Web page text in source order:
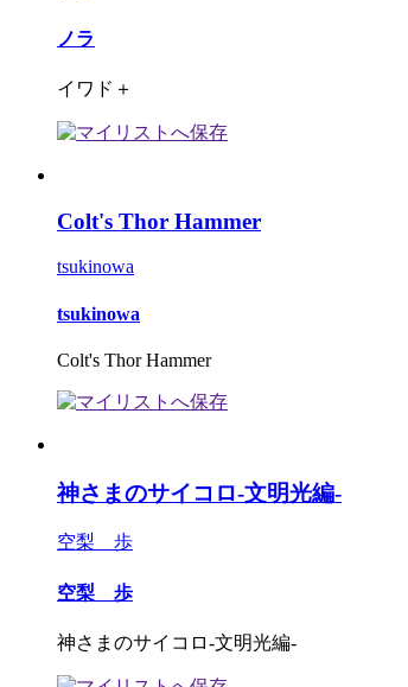
ノラ
イワド＋
Colt's Thor Hammer
tsukinowa
tsukinowa
Colt's Thor Hammer
神さまのサイコロ-文明光編-
空梨 歩
空梨 歩
神さまのサイコロ-文明光編-